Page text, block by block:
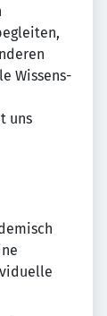
Wissens-
uns